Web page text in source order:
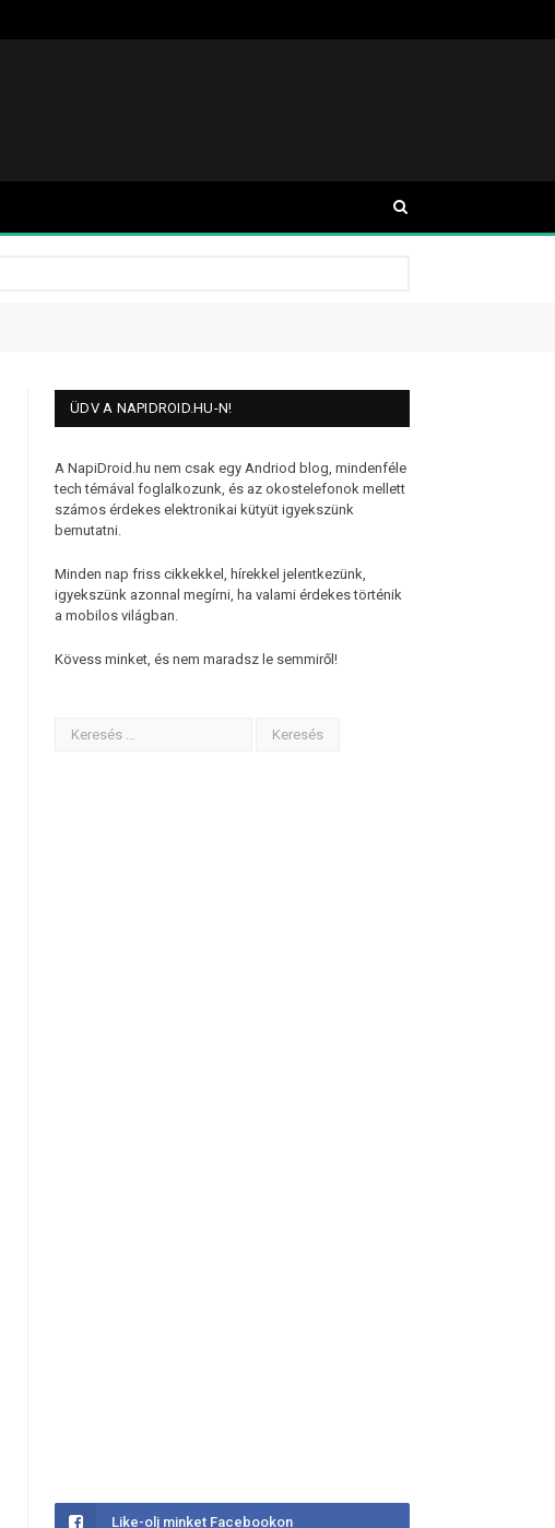
ÜDV A NAPIDROID.HU-N!
A NapiDroid.hu nem csak egy Andriod blog, mindenféle
tech témával foglalkozunk, és az okostelefonok mellett
számos érdekes elektronikai kütyüt igyekszünk
bemutatni.
Minden nap friss cikkekkel, hírekkel jelentkezünk,
igyekszünk azonnal megírni, ha valami érdekes történik
a mobilos világban.
Kövess minket, és nem maradsz le semmiről!
Like-olj minket Facebookon